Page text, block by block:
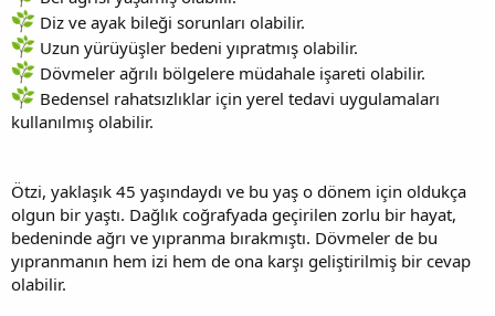
Diz ve ayak bileği sorunları olabilir.
Uzun yürüyüşler bedeni yıpratmış olabilir.
Dövmeler ağrılı bölgelere müdahale işareti olabilir.
Bedensel rahatsızlıklar için yerel tedavi uygulamaları
kullanılmış olabilir.
Ötzi, yaklaşık 45 yaşındaydı ve bu yaş o dönem için oldukça
olgun bir yaştı. Dağlık coğrafyada geçirilen zorlu bir hayat,
bedeninde ağrı ve yıpranma bırakmıştı. Dövmeler de bu
yıpranmanın hem izi hem de ona karşı geliştirilmiş bir cevap
olabilir.